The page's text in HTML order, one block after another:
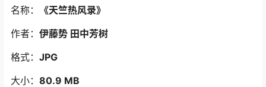
名称：
《天竺热风录》
作者： 伊藤势 田中芳树
格式： JPG
大小： 80.9 MB